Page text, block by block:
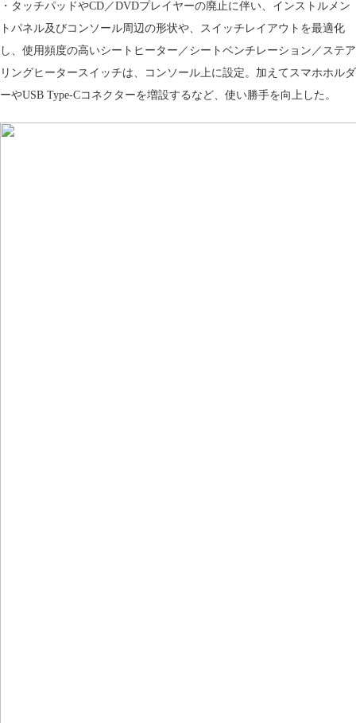
・タッチパッドやCD／DVDプレイヤーの廃止に伴い、インストルメン
トパネル及びコンソール周辺の形状や、スイッチレイアウトを最適化
し、使用頻度の高いシートヒーター／シートベンチレーション／ステア
リングヒータースイッチは、コンソール上に設定。加えてスマホホルダ
ーやUSB Type-Cコネクターを増設するなど、使い勝手を向上した。